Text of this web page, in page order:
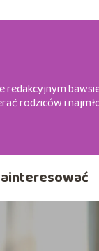
redakcyjnym
rodziców i